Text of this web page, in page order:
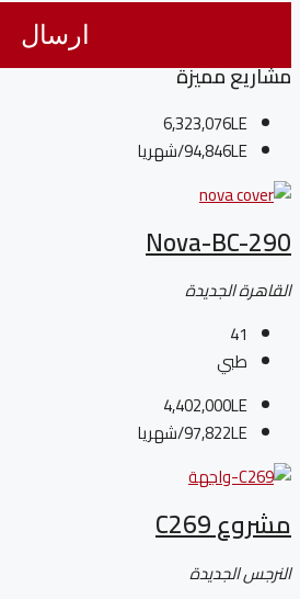
مشاريع مميزة
6,323,076LE
94,846LE/شهريا
Nova-BC-290
القاهرة الجديدة
41
طبي
4,402,000LE
97,822LE/شهريا
مشروع C269
النرجس الجديدة